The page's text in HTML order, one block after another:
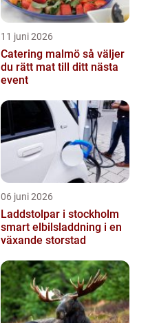
11 juni 2026
Catering malmö så väljer
du rätt mat till ditt nästa
event
06 juni 2026
Laddstolpar i stockholm
smart elbilsladdning i en
växande storstad